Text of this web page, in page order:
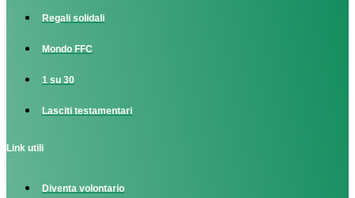
Regali solidali
Mondo FFC
1 su 30
Lasciti testamentari
Link utili
Diventa volontario